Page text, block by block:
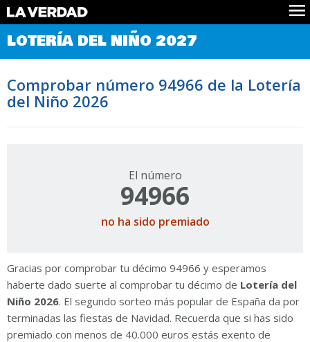
Comprobar Loteria del Niño
Premios
Noticias
Datos
Historia
LOTERÍA DEL NIÑO 2027
Comprobar número 94966 de la Lotería
del Niño 2026
El número
94966
no ha sido premiado
Gracias por comprobar tu décimo 94966 y esperamos
haberte dado suerte al comprobar tu décimo de Lotería del
Niño 2026. El segundo sorteo más popular de España da por
terminadas las fiestas de Navidad. Recuerda que si has sido
premiado con menos de 40.000 euros estás exento de